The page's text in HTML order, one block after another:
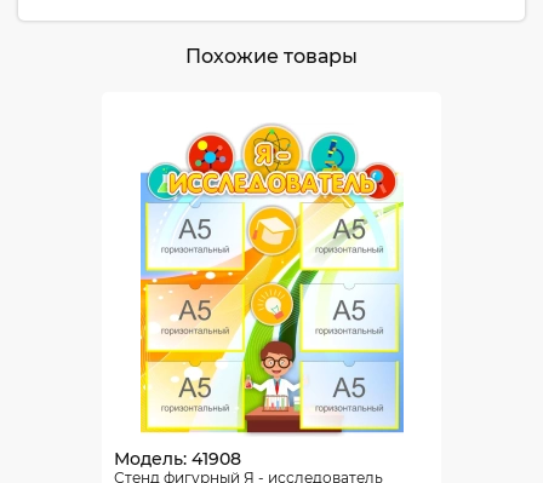
Похожие товары
Модель: 41908
Стенд фигурный Я - исследователь